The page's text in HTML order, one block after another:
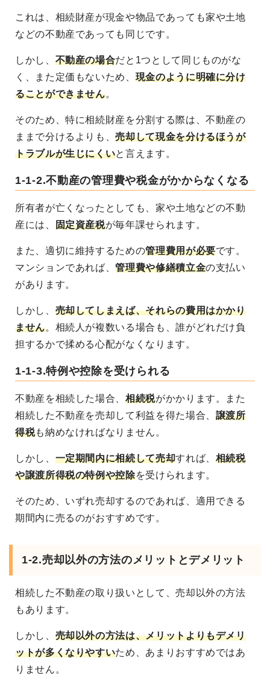
これは、相続財産が現金や物品であっても家や土地
などの不動産であっても同じです。
しかし、 不動産の場合だと1つとして同じものがな
く、また定価もないため、 現金のように明確に分け
ることができません。
そのため、特に相続財産を分割する際は、不動産の
ままで分けるよりも、売却して現金を分けるほうが
トラブルが生じにくいと言えます。
1-1-2.不動産の管理費や税金がかからなくなる
所有者が亡くなったとしても、 家や土地などの不動
産には、 固定資産税が毎年課せられます 。
また、適切に維持するための管理費用が必要です。
マンションであれば、管理費や修繕積立金の支払い
があります。
しかし、 売却してしまえば、それらの費用はかかり
ません。相続人が複数いる場合も、誰がどれだけ負
担するかで揉める心配がなくなります。
1-1-3.特例や控除を受けられる
不動産を相続した場合、相続税がかかります。また
相続した不動産を売却して利益を得た場合、 譲渡所
得税も納めなければなりません。
しかし、 一定期間内に相続して売却すれば、 相続税
や譲渡所得税の特例や控除を受けられます。
そのため、いずれ売却するのであれば、適用できる
期間内に売るのがおすすめです。
1-2.売却以外の方法のメリットとデメリット
相続した不動産の取り扱いとして、売却以外の方法
もあります。
しかし、 売却以外の方法は、メリットよりもデメリ
ットが多くなりやすいため、あまりおすすめではあ
りません。